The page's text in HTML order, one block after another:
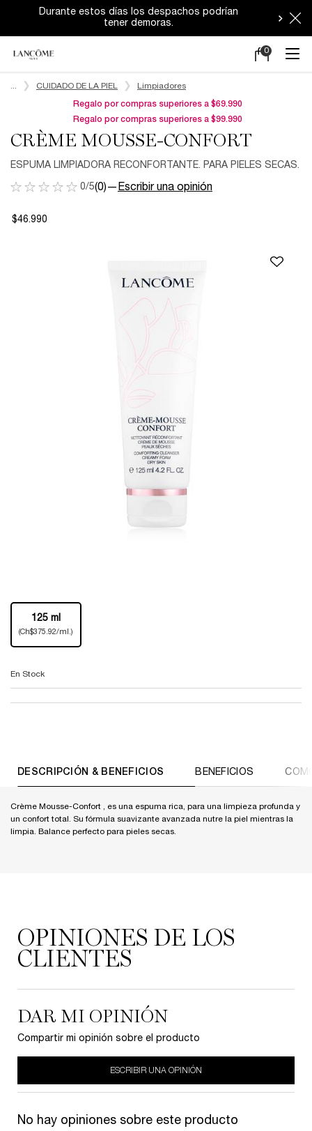
Durante estos días los despachos podrían
tener demoras.
Mi
0
0 producto
CUIDADO DE LA PIEL Limpiadores
Regalo por compras superiores a $69.990
Regalo por compras superiores a $99.990
CRÈME MOUSSE-CONFORT
ESPUMA LIMPIADORA RECONFORTANTE. PARA PIELES SECAS.
0/5(0)— Escribir una opinión
$46.990
Selected
125 ml
(Ch$375.92/ml.)
, 1 of 1
En Stock
DESCRIPCIÓN & BENEFICIOS BENEFICIOS
Crème Mousse-Confort , es una espuma rica, para una limpieza profunda y
un confort total. Su fórmula suavizante avanzada nutre la piel mientras la
limpia. Balance perfecto para pieles secas.
OPINIONES DE LOS
CLIENTES
DAR MI OPINIÓN
Compartir mi opinión sobre el producto
ESCRIBIR UNA OPINIÓN
No hay opiniones sobre este producto